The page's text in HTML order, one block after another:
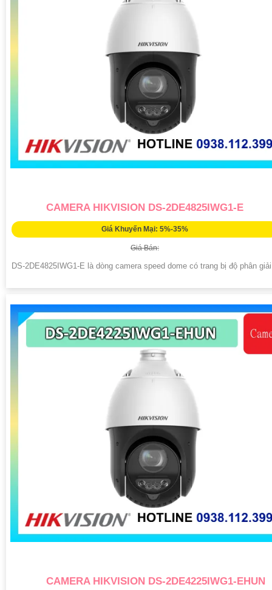
CAMERA HIKVISION DS-2DE4825IWG1-E
Giá Khuyến Mại: 5%-35%
Giá Bán:
DS-2DE4825IWG1-E là dòng camera speed dome có trang bị độ phân
CAMERA HIKVISION DS-2DE4225IWG1-EHUN